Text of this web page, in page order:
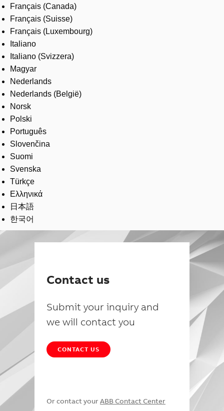
Français (Canada)
Français (Suisse)
Français (Luxembourg)
Italiano
Italiano (Svizzera)
Magyar
Nederlands
Nederlands (België)
Norsk
Polski
Português
Slovenčina
Suomi
Svenska
Türkçe
Ελληνικά
日本語
한국어
Contact us
Submit your inquiry and
we will contact you
CONTACT US
Or contact your ABB Contact Center